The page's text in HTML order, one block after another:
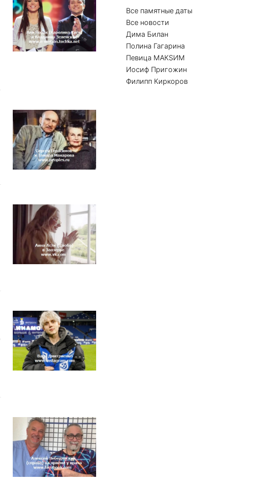
Все памятные даты
Все новости
Дима Билан
Полина Гагарина
Певица МАКSИМ
Иосиф Пригожин
Филипп Киркоров